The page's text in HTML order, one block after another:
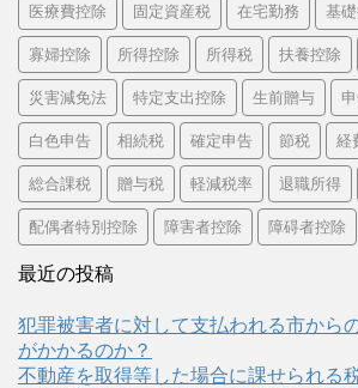
医療費控除 固定資産税 在宅勤務 基
寡婦控除 所得控除 所得税 扶養控除
災害減免法 特定支出控除 生前贈与
白色申告 相続税 確定申告 節税 経
総合課税 贈与税 軽減税率 退職所得
配偶者特別控除 障害者控除 障碍者控除
最近の投稿
犯罪被害者に対して支払われる市から
がかかるのか？
不動産を取得等した場合に課せられる